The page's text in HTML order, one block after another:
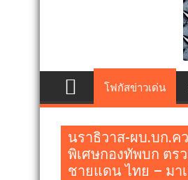
โฟกัสข่าวเด่น
นราธิวาส-ผบ.บก.
พิเศษกองทัพบก ตร
ชายแดน ไทย – มา